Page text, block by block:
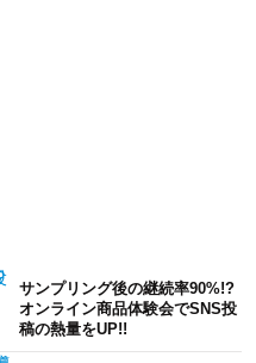
サンプリング後の継続率90%!?
オンライン商品体験会でSNS投
稿の熱量をUP!!